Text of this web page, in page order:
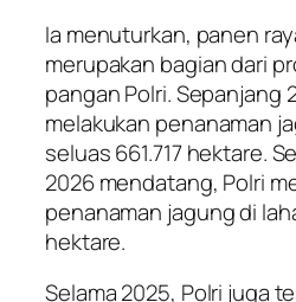
Ia menuturkan, panen
merupakan bagian dari
pangan Polri. Sepanjang
melakukan penanaman
seluas 661.717 hektare.
2026 mendatang, Polri
penanaman jagung di
hektare.
Selama 2025, Polri juga